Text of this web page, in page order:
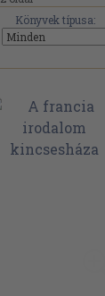
Könyvek típusa: